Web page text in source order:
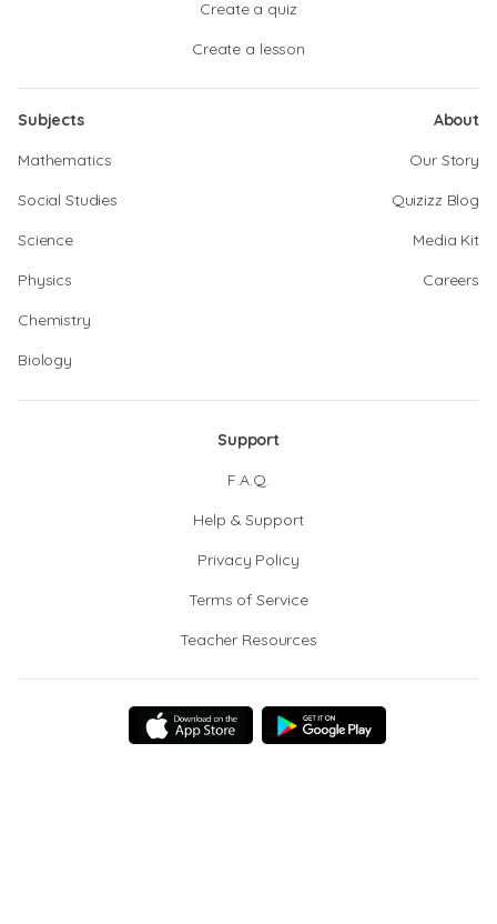
Create a quiz
Create a lesson
Subjects
Mathematics
Social Studies
Science
Physics
Chemistry
Biology
About
Our Story
Quizizz Blog
Media Kit
Careers
Support
F.A.Q.
Help & Support
Privacy Policy
Terms of Service
Teacher Resources